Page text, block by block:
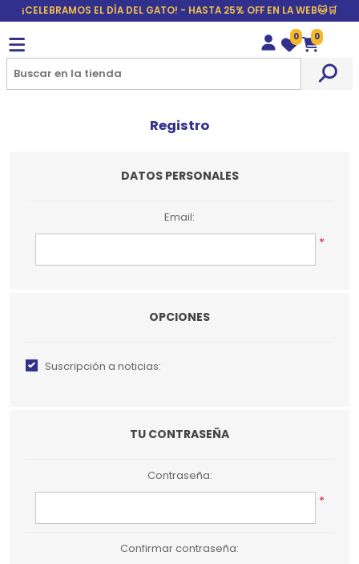
¡CELEBRAMOS EL DÍA DEL GATO! - HASTA 25% OFF EN LA WEB🐱🛒
Wishlist
0
Carrito
0
Registro
DATOS PERSONALES
Email:
*
OPCIONES
Suscripción a noticias:
TU CONTRASEÑA
Contraseña:
*
Confirmar contraseña: